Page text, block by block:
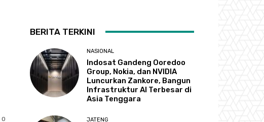
0
BERITA TERKINI
NASIONAL
Indosat Gandeng Ooredoo
Group, Nokia, dan NVIDIA
Luncurkan Zankore, Bangun
Infrastruktur AI Terbesar di
Asia Tenggara
JATENG